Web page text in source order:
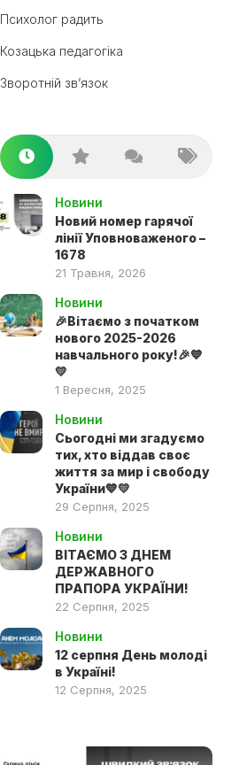
Психолог радить
Козацька педагогіка
Зворотній зв’язок
Новини
Новий номер гарячої
лінії Уповноваженого –
1678
21 Травня, 2026
Новини
🎉Вітаємо з початком
нового 2025-2026
навчального року!🎉💙
💛
1 Вересня, 2025
Новини
Сьогодні ми згадуємо
тих, хто віддав своє
життя за мир і свободу
України💙💛
29 Серпня, 2025
Новини
ВІТАЄМО З ДНЕМ
ДЕРЖАВНОГО
ПРАПОРА УКРАЇНИ!
22 Серпня, 2025
Новини
12 серпня День молоді
в Україні!
12 Серпня, 2025